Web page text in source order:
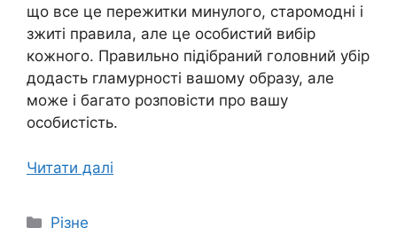
що все це пережитки минулого, старомодні і
зжиті правила, але це особистий вибір
кожного. Правильно підібраний головний убір
додасть гламурності вашому образу, але
може і багато розповісти про вашу
особистість.
Читати далі
Категорії
Різне